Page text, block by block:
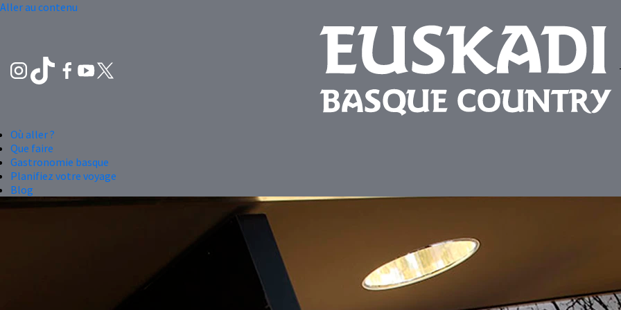
Aller au contenu
Où aller ?
Que faire
Gastronomie basque
Planifiez votre voyage
Blog